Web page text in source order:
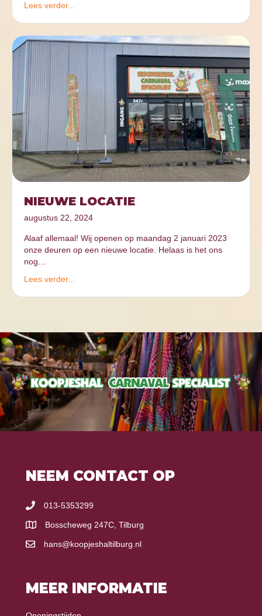
Lees verder...
NIEUWE LOCATIE
augustus 22, 2024
Alaaf allemaal! Wij openen op maandag 2 januari 2023
onze deuren op een nieuwe locatie. Helaas is het ons
nog…
Lees verder...
NEEM CONTACT OP
013-5353299
Bosscheweg 247C, Tilburg
hans@koopjeshaltilburg.nl
MEER INFORMATIE